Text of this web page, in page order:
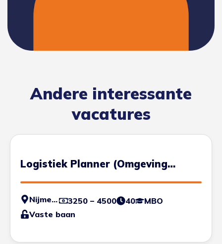
Andere interessante
vacatures
Logistiek Planner (Omgeving
Nijmegen)
Nijmegen 3250 – 4500 40
MBO
Vaste baan